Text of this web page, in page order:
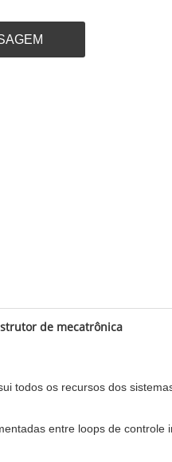
de mecatrônica
todos os recursos dos
entre loops de controle